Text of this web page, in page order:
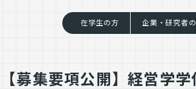
在学生の方 企業・研究者
【募集要項公開】経営学